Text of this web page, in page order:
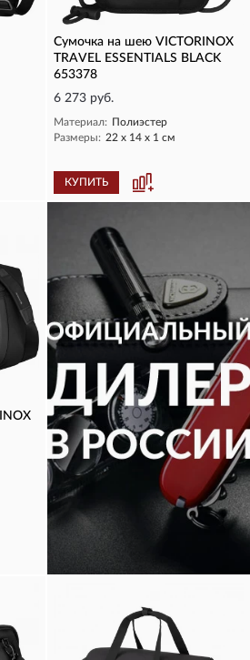
Сумочка на шею VICTORINOX
TRAVEL ESSENTIALS BLACK
653378
6 273 руб.
Материал: Полиэстер
Размеры: 22 х 14 х 1 см
КУПИТЬ